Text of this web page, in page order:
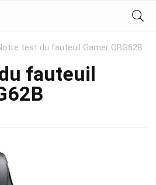
test du fauteuil Gamer OBG62B
fauteuil